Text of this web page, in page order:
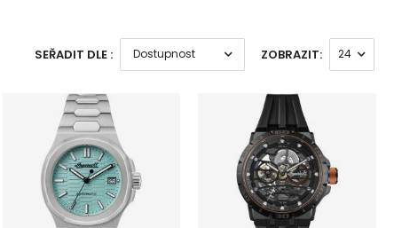
SEŘADIT DLE : ZOBRAZIT: